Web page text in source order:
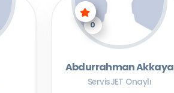
0
Abdurrahman Akkaya
ServisJET Onaylı